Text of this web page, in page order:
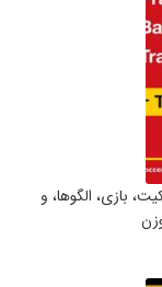
تمرین پاس، مالکیت، بازی، الگوها، و